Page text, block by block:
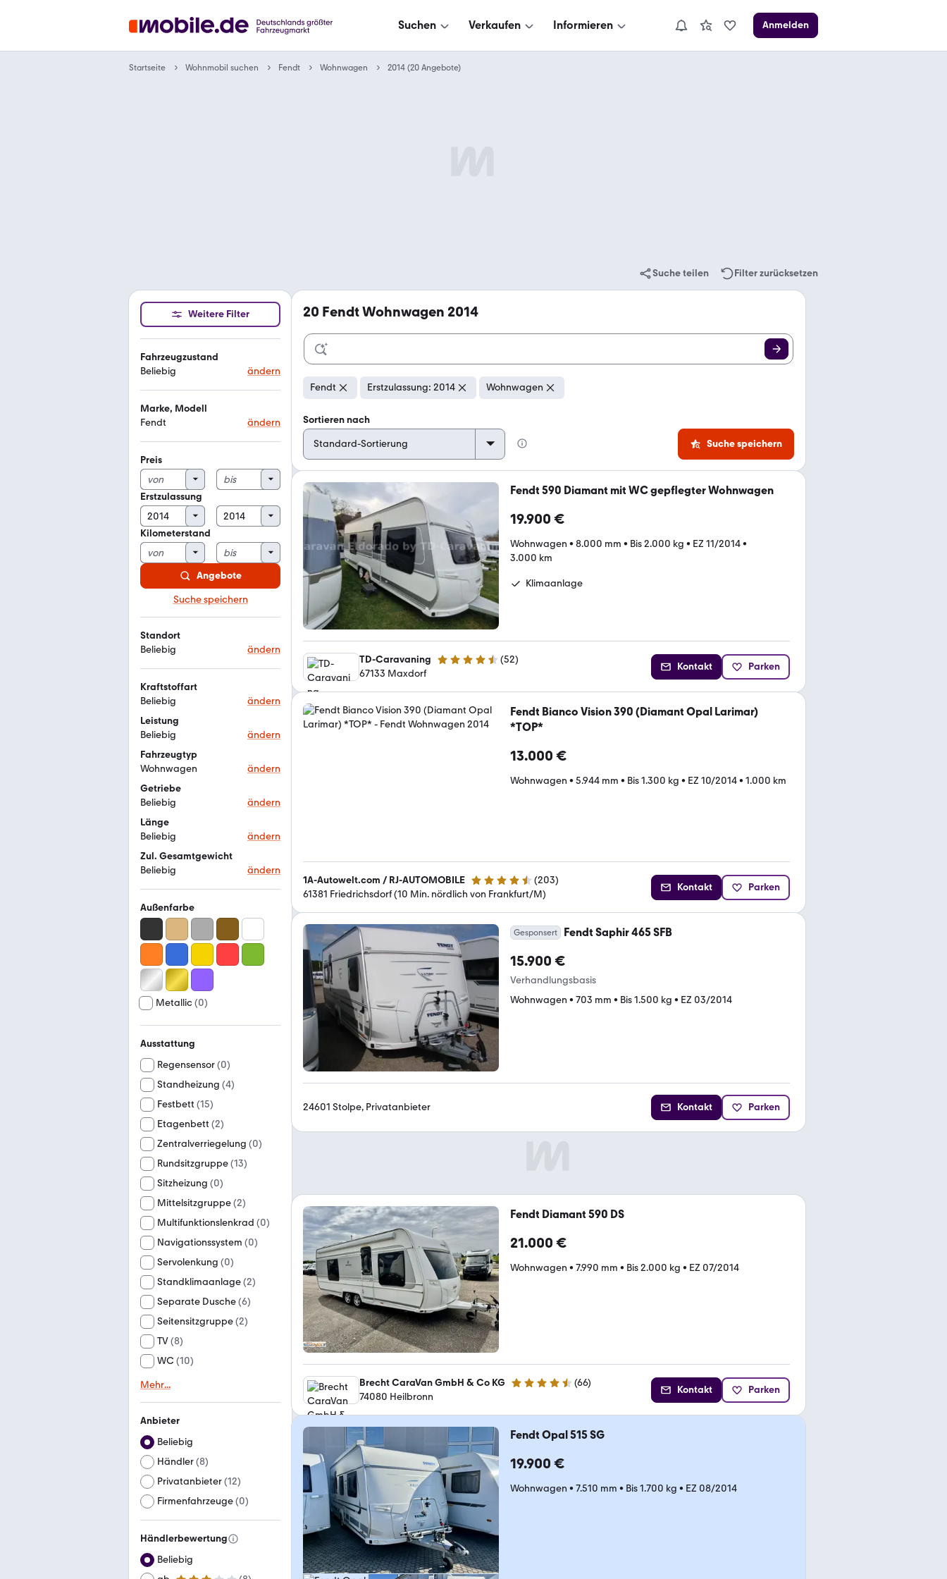
Suchen Verkaufen Informieren Anmelden
Startseite Wohnmobil suchen Fendt Wohnwagen 2014 (20 Angebote)
Suche teilen Filter zurücksetzen
Weitere Filter
Fahrzeugzustand
Beliebig
ändern
Marke, Modell
Fendt
ändern
Preis
Erstzulassung
Kilometerstand
Angebote
Suche speichern
Standort
Beliebig
ändern
Kraftstoffart
Beliebig
ändern
Leistung
Beliebig
ändern
Fahrzeugtyp
Wohnwagen
ändern
Getriebe
Beliebig
ändern
Länge
Beliebig
ändern
Zul. Gesamtgewicht
Beliebig
ändern
Außenfarbe
Metallic(0)
Ausstattung
Regensensor(0)
Standheizung (4)
Festbett (15)
Etagenbett (2)
Zentralverriegelung (0)
Rundsitzgruppe(13)
Sitzheizung (0)
Mittelsitzgruppe(2)
Multifunktionslenkrad (0)
Navigationssystem (0)
Servolenkung (0)
Standklimaanlage(2)
Separate Dusche(6)
Seitensitzgruppe(2)
TV(8)
WC (10)
Mehr...
Anbieter
Beliebig
Händler(8)
Privatanbieter(12)
Firmenfahrzeuge(0)
Händlerbewertung
Beliebig
20 Fendt Wohnwagen 2014
Fendt Erstzulassung: 2014 Wohnwagen
Sortieren nach
Suche speichern
Fendt 590 Diamant mit WC gepflegter Wohnwagen
19.900 €
Wohnwagen • 8.000 mm • Bis 2.000 kg • EZ 11/2014•
3.000 km
Klimaanlage
TD-Caravaning 4.7 Sterne (52)
67133 Maxdorf
Kontakt Parken
Fendt Bianco Vision 390 (Diamant Opal Larimar)
*TOP*
13.000 €
Wohnwagen • 5.944 mm • Bis 1.300 kg • EZ 10/2014• 1.000 km
1A-Autowelt.com / RJ-AUTOMOBILE 4.3 Sterne (203)
61381 Friedrichsdorf (10 Min. nördlich von Frankfurt/M)
Kontakt Parken
Gesponsert Fendt Saphir 465 SFB
15.900 €
Verhandlungsbasis
Wohnwagen • 703 mm • Bis 1.500 kg • EZ 03/2014
24601 Stolpe, Privatanbieter Kontakt Parken
Fendt Diamant 590 DS
21.000 €
Wohnwagen • 7.990 mm • Bis 2.000 kg • EZ 07/2014
Brecht CaraVan GmbH & Co KG 4.6 Sterne (66)
74080 Heilbronn
Kontakt Parken
Fendt Opal 515 SG
19.900 €
Wohnwagen • 7.510 mm • Bis 1.700 kg • EZ 08/2014